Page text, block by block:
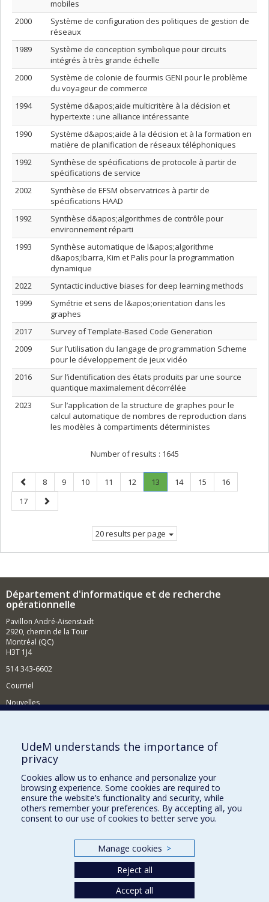
mobiles
2000
Système de configuration des politiques de gestion de
réseaux
1989
Système de conception symbolique pour circuits
intégrés à très grande échelle
2000
Système de colonie de fourmis GENI pour le problème
du voyageur de commerce
1994
Système d&apos;aide multicritère à la décision et
hypertexte : une alliance intéressante
1990
Système d&apos;aide à la décision et à la formation en
matière de planification de réseaux téléphoniques
1992
Synthèse de spécifications de protocole à partir de
spécifications de service
2002
Synthèse de EFSM observatrices à partir de
spécifications HAAD
1992
Synthèse d&apos;algorithmes de contrôle pour
environnement réparti
1993
Synthèse automatique de l&apos;algorithme
d&apos;Ibarra, Kim et Palis pour la programmation
dynamique
2022
Syntactic inductive biases for deep learning methods
1999
Symétrie et sens de l&apos;orientation dans les
graphes
2017
Survey of Template-Based Code Generation
2009
Sur l’utilisation du langage de programmation Scheme
pour le développement de jeux vidéo
2016
Sur l’identification des états produits par une source
quantique maximalement décorrélée
2023
Sur l’application de la structure de graphes pour le
calcul automatique de nombres de reproduction dans
les modèles à compartiments déterministes
Number of results : 1645
Previous
page
Page
8 Page
9 Page
10 Page
11 Page
12 Page
13
Current
Page
14 Page
15 Page
16
Page
17
Next
page
20 results per page
Département d'informatique et de recherche
opérationnelle
Pavillon André-Aisenstadt
2920, chemin de la Tour
Montréal (QC)
H3T 1J4
514 343-6602
Courriel
Nouvelles
Comment soutenir le Département?
BESOIN D'AIDE?
Plan du site
Signaler une erreur
Accessibilité
Nos départements et écoles
UdeM understands the importance of
privacy
Cookies allow us to enhance and personalize your
browsing experience. Some cookies are required to
ensure the website’s functionality and security, while
others remember your preferences. By accepting all, you
consent to our use of cookies to better serve you.
Manage cookies >
Reject all
Accept all